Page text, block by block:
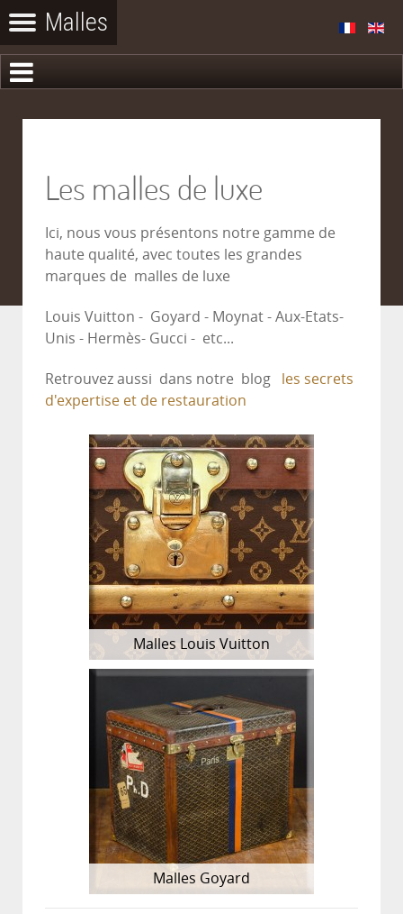
Les malles de luxe
Ici, nous vous présentons notre gamme de
haute qualité, avec toutes les grandes
marques de malles de luxe
Louis Vuitton - Goyard - Moynat - Aux-Etats-
Unis - Hermès- Gucci - etc...
Retrouvez aussi dans notre blog les secrets
d'expertise et de restauration
Malles Louis Vuitton
Malles Goyard